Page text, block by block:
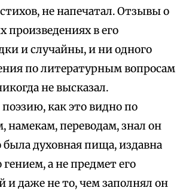
не напечатал. Отзывы о
произведениях в его
и случайны, и ни одного
по литературным вопросам
не высказал.
как это видно по
намекам, переводам, знал он
духовная пища, издавна
гением, а не предмет его
даже не то, чем заполнял он